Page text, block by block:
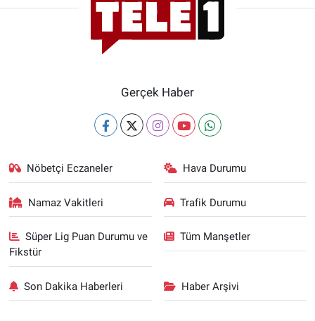
Gerçek Haber
Nöbetçi Eczaneler Hava Durumu
Namaz Vakitleri Trafik Durumu
Süper Lig Puan Durumu ve
Fikstür
Tüm Manşetler
Son Dakika Haberleri Haber Arşivi